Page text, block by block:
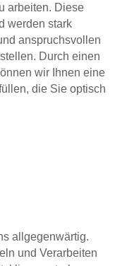
arbeiten. Diese
werden stark
anspruchsvollen
Durch einen
wir Ihnen eine
die Sie optisch
allgegenwärtig.
und Verarbeiten